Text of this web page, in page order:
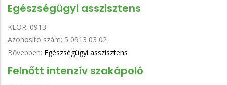
Egészségügyi asszisztens
KEOR: 0913
Azonosító szám: 5 0913 03 02
Bővebben: Egészségügyi asszisztens
Felnőtt intenzív szakápoló